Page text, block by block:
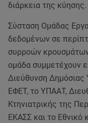
διάρκεια της κύησης.
Σύσταση Ομάδας
δεδομένων σε
συρροών
ομάδα συμμετέχουν
Διεύθυνση Δημόσιας
ΕΦΕΤ, το ΥΠΑΑΤ,
Κτηνιατρικής της
ΕΚΑΣΣ και το Εθνικό